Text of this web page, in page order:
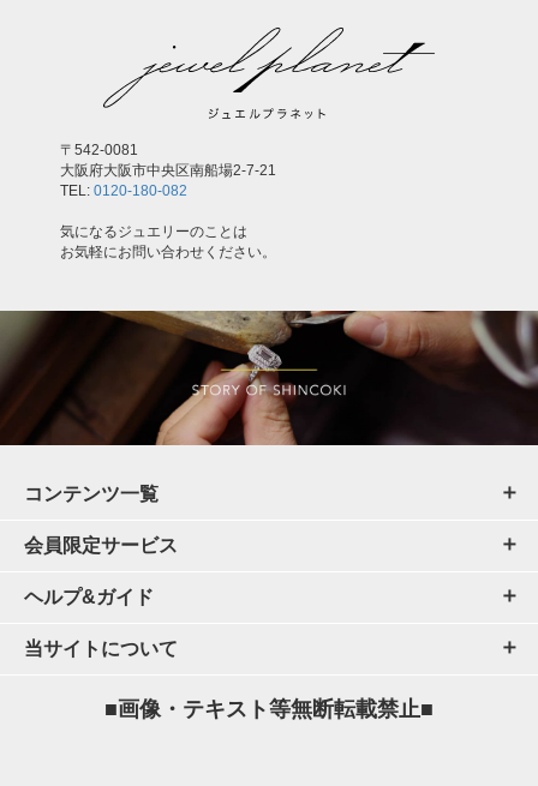
〒542-0081
大阪府大阪市中央区南船場2-7-21
TEL: 0120-180-082
気になるジュエリーのことは
お気軽にお問い合わせください。
コンテンツ一覧
会員限定サービス
ヘルプ&ガイド
当サイトについて
■画像・テキスト等無断転載禁止■